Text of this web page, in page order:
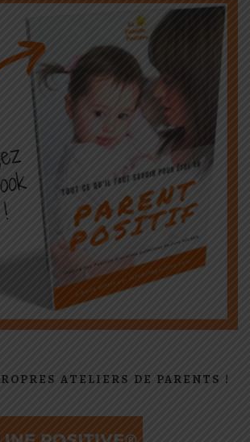
ATELIERS DE PARENTS !